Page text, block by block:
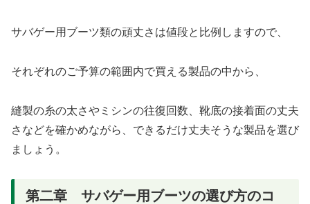
サバゲー用ブーツ類の頑丈さは値段と比例しますので、
それぞれのご予算の範囲内で買える製品の中から、
縫製の糸の太さやミシンの往復回数、靴底の接着面の丈夫
さなどを確かめながら、できるだけ丈夫そうな製品を選び
ましょう。
第二章 サバゲー用ブーツの選び方のコ